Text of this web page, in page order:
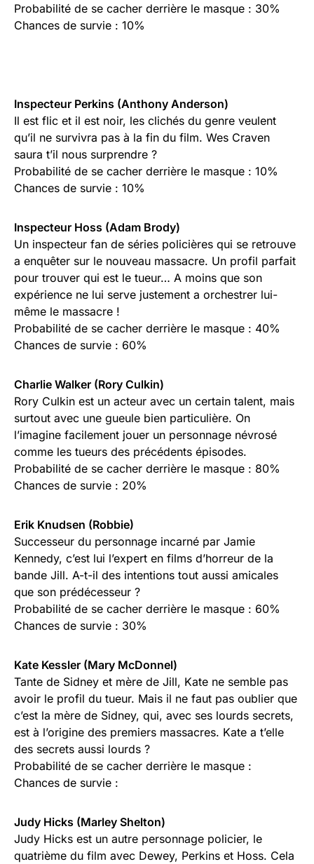
Probabilité de se cacher derrière le masque : 30%
Chances de survie : 10%
Inspecteur Perkins (Anthony Anderson)
Il est flic et il est noir, les clichés du genre veulent
qu’il ne survivra pas à la fin du film. Wes Craven
saura t’il nous surprendre ?
Probabilité de se cacher derrière le masque : 10%
Chances de survie : 10%
Inspecteur Hoss (Adam Brody)
Un inspecteur fan de séries policières qui se retrouve
a enquêter sur le nouveau massacre. Un profil parfait
pour trouver qui est le tueur… A moins que son
expérience ne lui serve justement a orchestrer lui-
même le massacre !
Probabilité de se cacher derrière le masque : 40%
Chances de survie : 60%
Charlie Walker (Rory Culkin)
Rory Culkin est un acteur avec un certain talent, mais
surtout avec une gueule bien particulière. On
l’imagine facilement jouer un personnage névrosé
comme les tueurs des précédents épisodes.
Probabilité de se cacher derrière le masque : 80%
Chances de survie : 20%
Erik Knudsen (Robbie)
Successeur du personnage incarné par Jamie
Kennedy, c’est lui l’expert en films d’horreur de la
bande Jill. A-t-il des intentions tout aussi amicales
que son prédécesseur ?
Probabilité de se cacher derrière le masque : 60%
Chances de survie : 30%
Kate Kessler (Mary McDonnel)
Tante de Sidney et mère de Jill, Kate ne semble pas
avoir le profil du tueur. Mais il ne faut pas oublier que
c’est la mère de Sidney, qui, avec ses lourds secrets,
est à l’origine des premiers massacres. Kate a t’elle
des secrets aussi lourds ?
Probabilité de se cacher derrière le masque :
Chances de survie :
Judy Hicks (Marley Shelton)
Judy Hicks est un autre personnage policier, le
quatrième du film avec Dewey, Perkins et Hoss. Cela